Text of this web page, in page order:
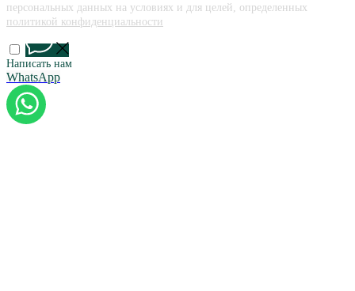
персональных данных на условиях и для целей, определенных
политикой конфиденциальности
Написать нам
WhatsApp